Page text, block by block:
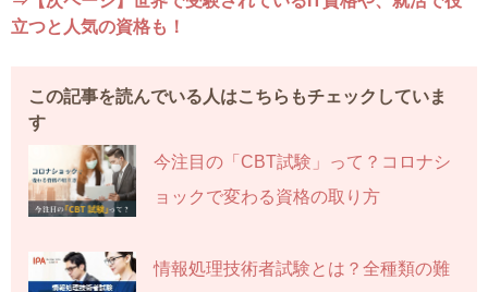
立つと人気の資格も！
この記事を読んでいる人はこちらもチェックしていま
す
今注目の「CBT試験」って？コロナシ
ョックで変わる資格の取り方
情報処理技術者試験とは？全種類の難